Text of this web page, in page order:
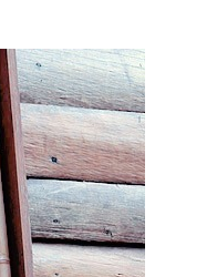
SALÃO DE